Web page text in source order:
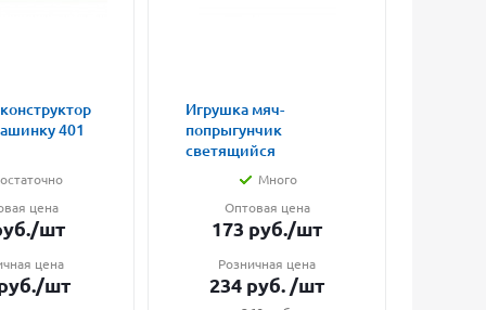
401
цена
/шт
цена
/шт
Игрушка мяч-
попрыгунчик
светящийся
Много
Оптовая цена
173 руб./шт
Розничная цена
234 руб. /шт